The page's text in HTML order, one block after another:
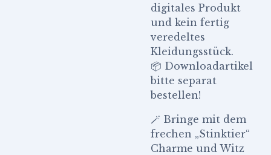
digitales Produkt
und kein fertig
veredeltes
Kleidungsstück.
📦 Downloadartikel
bitte separat
bestellen!
🪄 Bringe mit dem
frechen „Stinktier“
Charme und Witz